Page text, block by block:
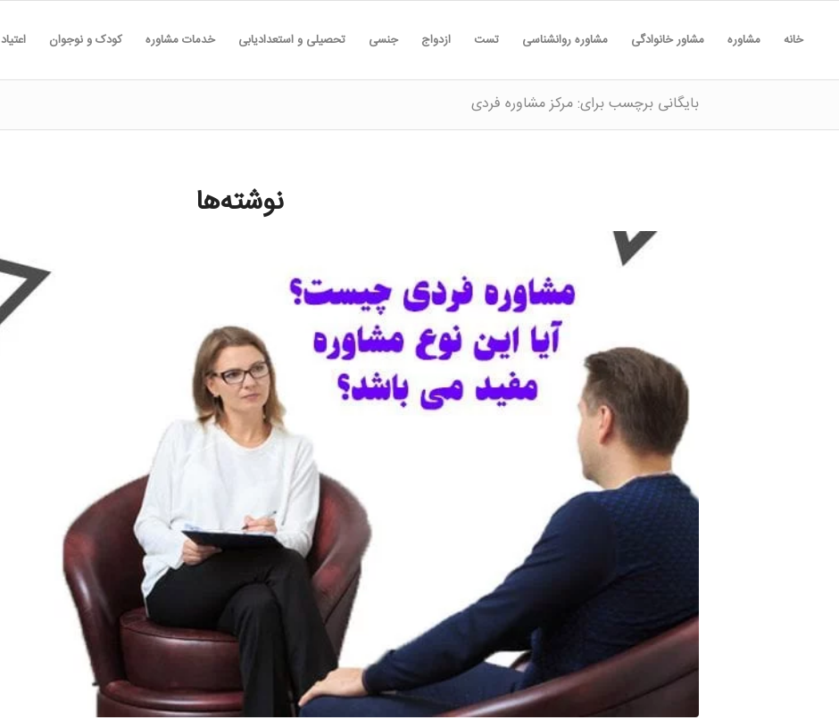
خانه مشاوره مشاور خانوادگی مشاوره روانشناسی تست ازدواج جنسی تحصیلی و استعدادیابی خدمات مشاوره کودک و نوجوان اعتیاد
بایگانی برچسب برای: مرکز مشاوره فردی
نوشته‌ها